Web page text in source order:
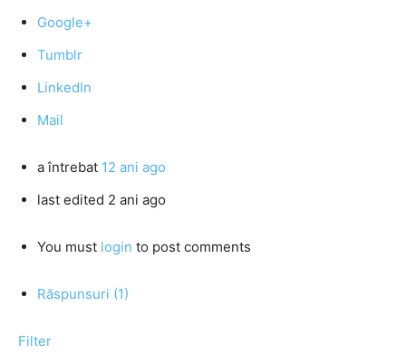
Google+
Tumblr
LinkedIn
Mail
a întrebat 12 ani ago
last edited 2 ani ago
You must login to post comments
Răspunsuri (1)
Filter